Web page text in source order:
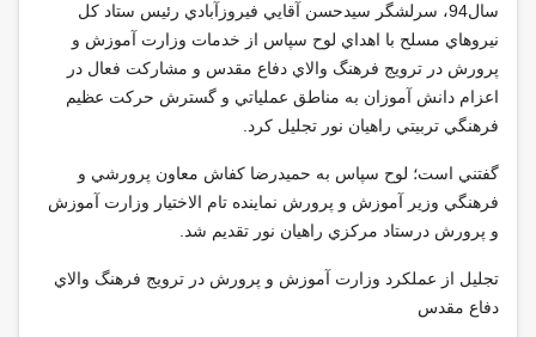
سال94، سرلشگر سيدحسن آقايي فيروزآبادي رئيس ستاد كل
نيروهاي مسلح با اهداي لوح سپاس از خدمات وزارت آموزش و
پرورش در ترويج فرهنگ والاي دفاع مقدس و مشاركت فعال در
اعزام دانش آموزان به مناطق عملياتي و گسترش حركت عظيم
فرهنگي تربيتي راهيان نور تجليل كرد
گفتني است؛ لوح سپاس به حميدرضا كفاش معاون پرورشي و
فرهنگي وزير آموزش و پرورش نماينده تام الاختيار وزارت آموزش
و پرورش درستاد مركزي راهيان نور تقديم شد
تجليل از عملكرد وزارت آموزش و پرورش در ترويج فرهنگ والاي
دفاع مقدس